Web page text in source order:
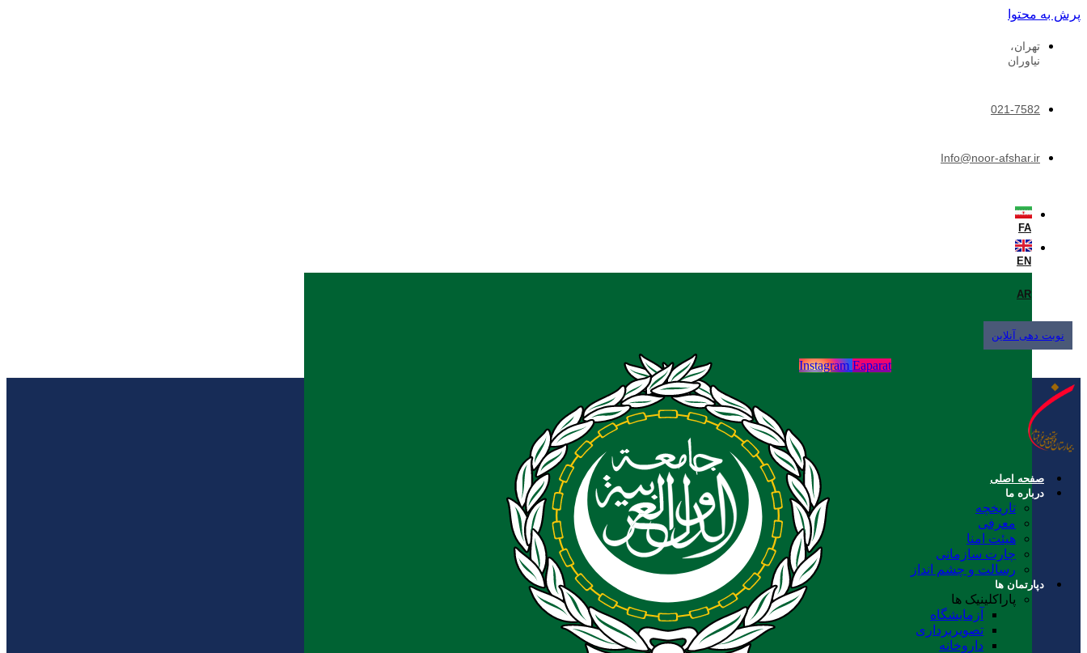
پرش به محتوا
تهران،
نیاوران
021-7582
Info@noor-afshar.ir
FA
EN
AR
نوبت دهی آنلاین
Instagram Eaparat
صفحه اصلی
درباره ما
تاریخچه
معرفی
هیئت امنا
چارت سازمانی
رسالت و چشم انداز
دپارتمان ها
پاراکلینیک ها
آزمایشگاه
تصویربرداری
داروخانه